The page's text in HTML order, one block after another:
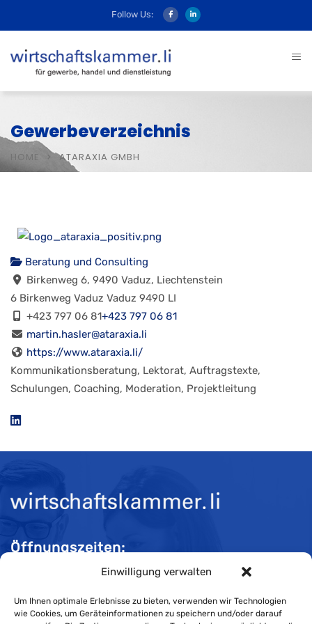
Einwilligung verwalten
Um Ihnen optimale Erlebnisse zu bieten, verwenden wir Technologien
wie Cookies, um Geräteinformationen zu speichern und/oder darauf
Follow Us:
Gewerbeverzeichnis
HOME ATARAXIA GMBH
Beratung und Consulting
Birkenweg 6, 9490 Vaduz, Liechtenstein
6 Birkenweg Vaduz Vaduz 9490 LI
+423 797 06 81+423 797 06 81
martin.hasler@ataraxia.li
https://www.ataraxia.li/
Kommunikationsberatung, Lektorat, Auftragstexte,
Schulungen, Coaching, Moderation, Projektleitung
Öffnungszeiten:
Mo-Do 08:00 bis 11:30 und 13:30 bis 16:30 Uhr
Fr 08:00 bis 11:30 und 13:30 bis 16:00 Uhr